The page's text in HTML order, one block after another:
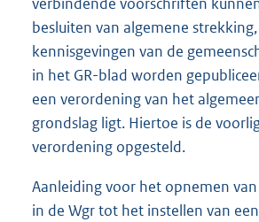
besluiten van algemene
kennisgevingen van de
in het GR-blad worden
een verordening van het
grondslag ligt. Hiertoe is de
verordening opgesteld.
Aanleiding voor het opnemen
in de Wgr tot het instellen van